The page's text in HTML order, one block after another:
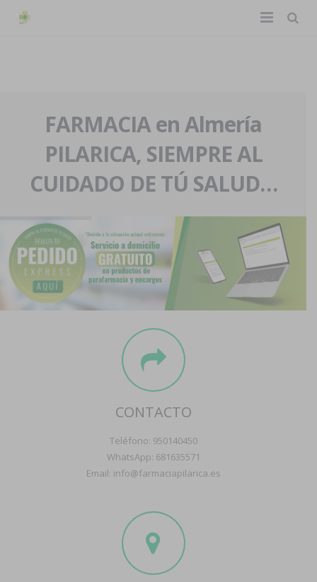
La farmacia
Nuestra historia
Nuestro equipo
Eventos
Servicios y reservas
Pedidos express
Blog
Contacto
Boletín
FARMACIA en Almería
PILARICA, SIEMPRE AL
CUIDADO DE TÚ SALUD…
CONTACTO
Teléfono: 950140450
WhatsApp: 681635571
Email: info@farmaciapilarica.es